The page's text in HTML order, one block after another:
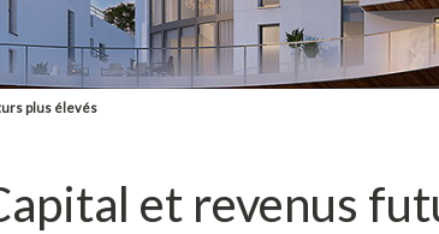
plus élevés
et revenus